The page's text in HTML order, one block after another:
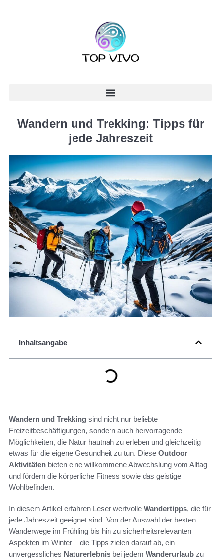
Wandern und Trekking: Tipps für
jede Jahreszeit
Inhaltsangabe
Wandern und Trekking sind nicht nur beliebte
Freizeitbeschäftigungen, sondern auch hervorragende
Möglichkeiten, die Natur hautnah zu erleben und gleichzeitig
etwas für die eigene Gesundheit zu tun. Diese Outdoor
Aktivitäten bieten eine willkommene Abwechslung vom Alltag
und fördern die körperliche Fitness sowie das geistige
Wohlbefinden.
In diesem Artikel erfahren Leser wertvolle Wandertipps, die für
jede Jahreszeit geeignet sind. Von der Auswahl der besten
Wanderwege im Frühling bis hin zu sicherheitsrelevanten
Aspekten im Winter – die Tipps zielen darauf ab, ein
unvergessliches Naturerlebnis bei jedem Wanderurlaub zu